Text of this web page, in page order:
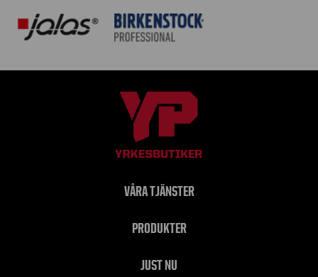
VÅRA TJÄNSTER
PRODUKTER
JUST NU